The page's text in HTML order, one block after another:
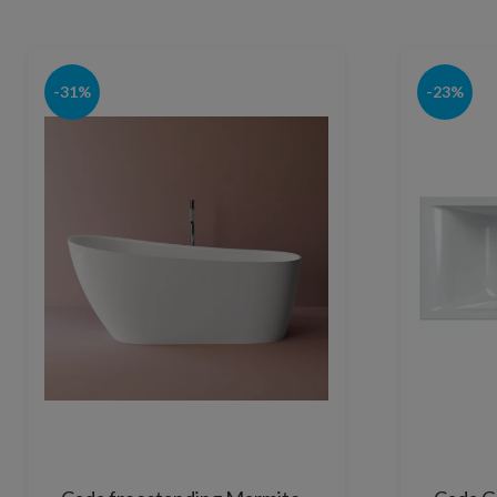
-31% -23%